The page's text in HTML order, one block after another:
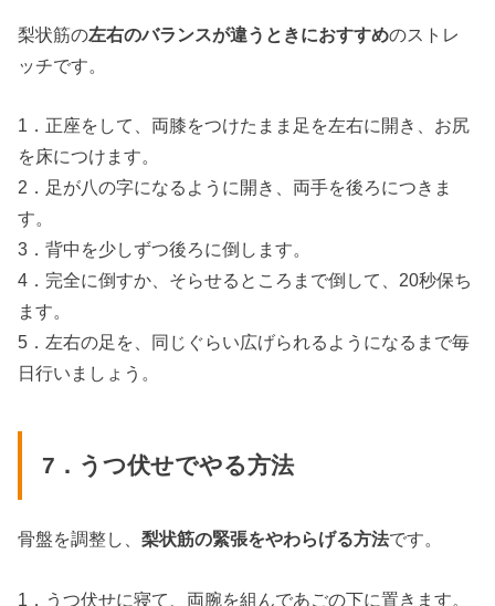
梨状筋の左右のバランスが違うときにおすすめのストレ
ッチです。
1．正座をして、両膝をつけたまま足を左右に開き、お尻
を床につけます。
2．足が八の字になるように開き、両手を後ろにつきま
す。
3．背中を少しずつ後ろに倒します。
4．完全に倒すか、そらせるところまで倒して、20秒保ち
ます。
5．左右の足を、同じぐらい広げられるようになるまで毎
日行いましょう。
7．うつ伏せでやる方法
骨盤を調整し、梨状筋の緊張をやわらげる方法です。
1．うつ伏せに寝て、両腕を組んであごの下に置きます。